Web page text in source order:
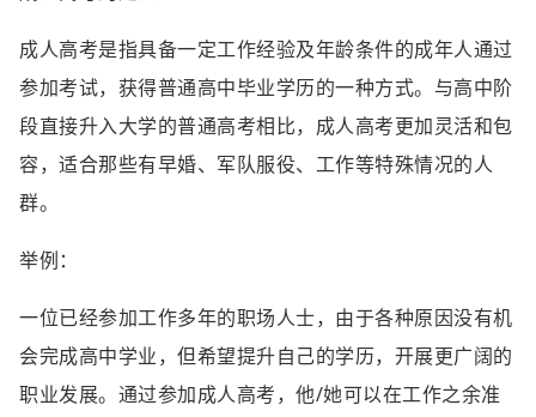
成人高考是指具备一定工作经验及年龄条件的成年人通过
参加考试，获得普通高中毕业学历的一种方式。与高中阶
段直接升入大学的普通高考相比，成人高考更加灵活和包
容，适合那些有早婚、军队服役、工作等特殊情况的人
群。
举例：
一位已经参加工作多年的职场人士，由于各种原因没有机
会完成高中学业，但希望提升自己的学历，开展更广阔的
职业发展。通过参加成人高考，他/她可以在工作之余准